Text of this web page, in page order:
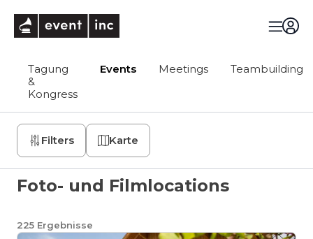
Tagung
&
Kongress
Events Meetings Teambuilding
Filters Karte
Foto- und Filmlocations
225 Ergebnisse